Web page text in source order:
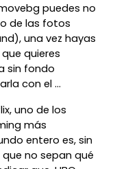
puedes no
de las fotos
una vez hayas
quieres
sin fondo
con el ...
uno de los
más
entero es, sin
que no sepan qué